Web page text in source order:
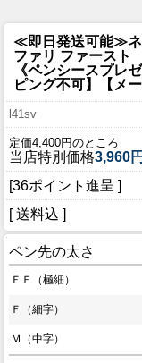
≪即日発送可能≫
ファリ ファース
《ペンシースプレ
ピング不可】【メ
l41sv
定価4,400円のところ
当店特別価格3,960円
[36ポイント進呈 ]
[ 送料込 ]
ペン先の太さ
ＥＦ（極細）
Ｆ（細字）
Ｍ（中字）